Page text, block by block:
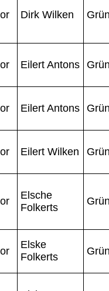
Dirk Wilken
Eilert Antons
Eilert Antons
Eilert Wilken
Elsche
Folkerts
Elske
Folkerts